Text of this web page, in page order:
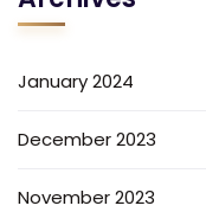
January 2024
December 2023
November 2023